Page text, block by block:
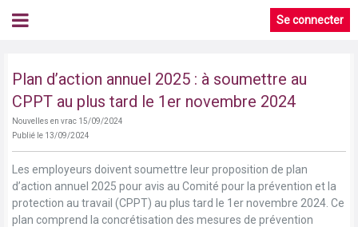
Se connecter
Plan d’action annuel 2025 : à soumettre au
CPPT au plus tard le 1er novembre 2024
Nouvelles en vrac 15/09/2024
Publié le 13/09/2024
Les employeurs doivent soumettre leur proposition de plan
d’action annuel 2025 pour avis au Comité pour la prévention et la
protection au travail (CPPT) au plus tard le 1er novembre 2024. Ce
plan comprend la concrétisation des mesures de prévention